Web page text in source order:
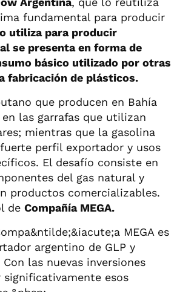
fundamental para producir
utiliza para producir
se presenta en forma de
básico utilizado por otras
fabricación de plásticos.
que producen en Bahía
las garrafas que utilizan
mientras que la gasolina
perfil exportador y usos
El desafío consiste en
del gas natural y
productos comercializables.
de Compañía MEGA.